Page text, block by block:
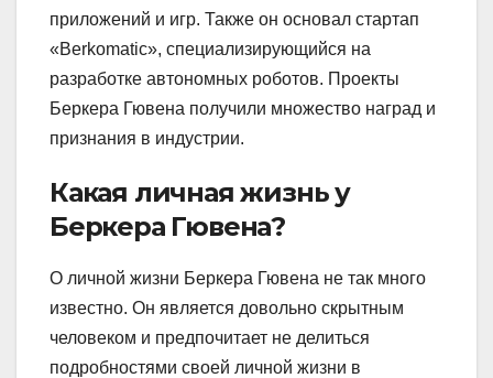
приложений и игр. Также он основал стартап
«Berkomatic», специализирующийся на
разработке автономных роботов. Проекты
Беркера Гювена получили множество наград и
признания в индустрии.
Какая личная жизнь у
Беркера Гювена?
О личной жизни Беркера Гювена не так много
известно. Он является довольно скрытным
человеком и предпочитает не делиться
подробностями своей личной жизни в